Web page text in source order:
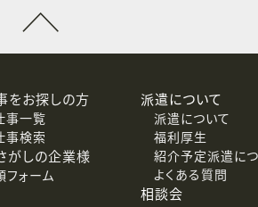
人情報を委託する場合があります。
正、追加または削除、利用の停止、消
をお探しの方
事一覧
事検索
がしの企業様
フォーム
派遣について
派遣について
福利厚生
紹介予定派遣に
よくある質問
相談会